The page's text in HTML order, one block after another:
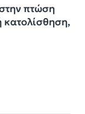
πτώση